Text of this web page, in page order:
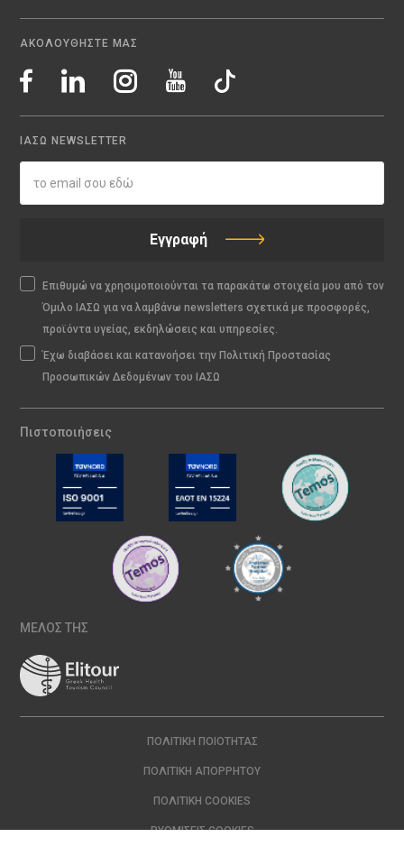
ΑΚΟΛΟΥΘΗΣΤΕ ΜΑΣ
ΙΑΣΩ NEWSLETTER
Εγγραφή
Επιθυμώ να χρησιμοποιούνται τα παρακάτω στοιχεία μου από τον
Όμιλο ΙΑΣΩ για να λαμβάνω newsletters σχετικά με προσφορές,
προϊόντα υγείας, εκδηλώσεις και υπηρεσίες.
Έχω διαβάσει και κατανοήσει την Πολιτική Προστασίας
Προσωπικών Δεδομένων του ΙΑΣΩ
Πιστοποιήσεις
ΜΕΛΟΣ ΤΗΣ
ΠΟΛΙΤΙΚΉ ΠΟΙΌΤΗΤΑΣ
ΠΟΛΙΤΙΚΉ ΑΠΟΡΡΉΤΟΥ
ΠΟΛΙΤΙΚΉ COOKIES
ΡΥΘΜΊΣΕΙΣ COOKIES